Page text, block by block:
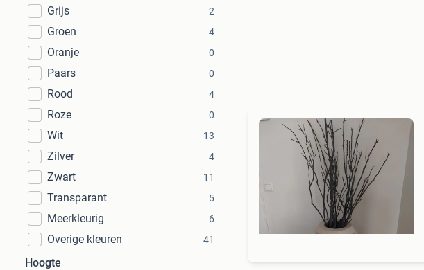
Grijs 2
Groen 4
Oranje 0
Paars 0
Rood 4
Roze 0
Wit 13
Zilver 4
Zwart 11
Transparant 5
Meerkleurig 6
Overige kleuren 41
Hoogte